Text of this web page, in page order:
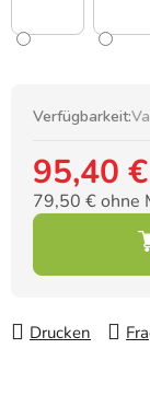
Verfügbarkeit:
95,40 €
79,50 € ohne
Drucken